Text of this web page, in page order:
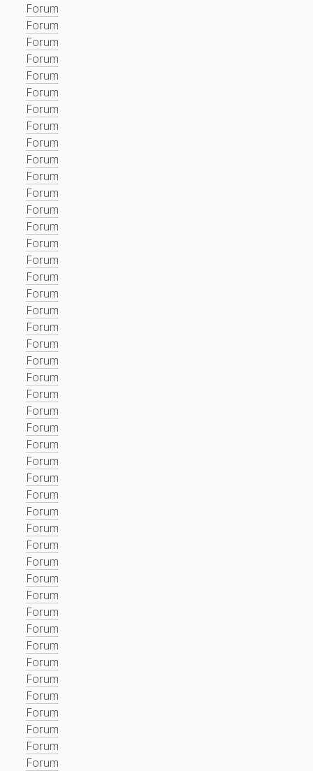
Forum
Forum
Forum
Forum
Forum
Forum
Forum
Forum
Forum
Forum
Forum
Forum
Forum
Forum
Forum
Forum
Forum
Forum
Forum
Forum
Forum
Forum
Forum
Forum
Forum
Forum
Forum
Forum
Forum
Forum
Forum
Forum
Forum
Forum
Forum
Forum
Forum
Forum
Forum
Forum
Forum
Forum
Forum
Forum
Forum
Forum